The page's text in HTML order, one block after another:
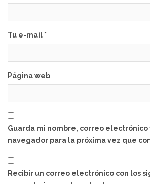
Tu e-mail *
Página web
Guarda mi nombre, correo electrónico
navegador para la próxima vez que
Recibir un correo electrónico con los